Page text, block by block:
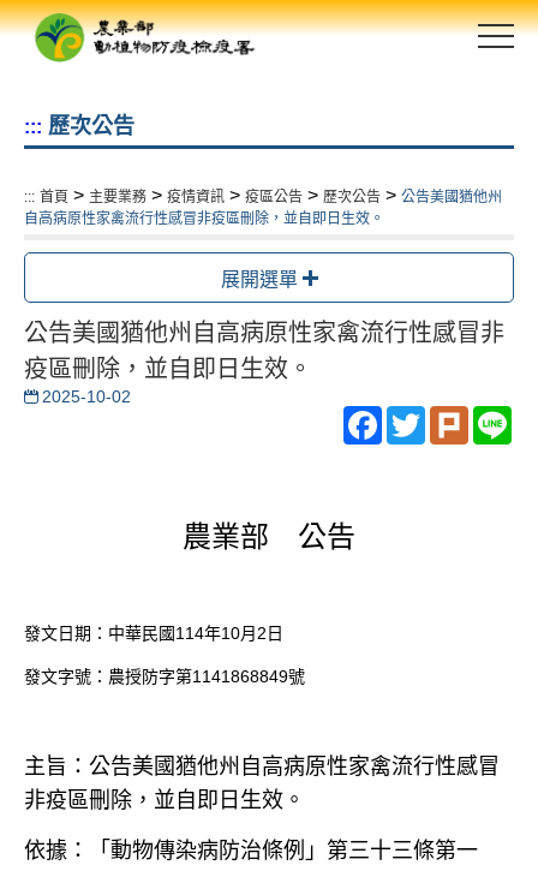
跳
::: 歷次公告
::: 首頁 > 主要業務 > 疫情資訊 > 疫區公告 > 歷次公告 > 公告美國猶他州
自高病原性家禽流行性感冒非疫區刪除，並自即日生效。
展開選單
公告美國猶他州自高病原性家禽流行性感冒非
疫區刪除，並自即日生效。
2025-10-02
Facebook
TwitterPlurk
農業部 公告
發文日期：中華民國114年10月 2 日
發文字號：農授防字第1141868849號
主旨：公告美國猶他州自高病原性家禽流行性感冒
非疫區刪除，並自即日生效。
依據：「動物傳染病防治條例」第三十三條第一